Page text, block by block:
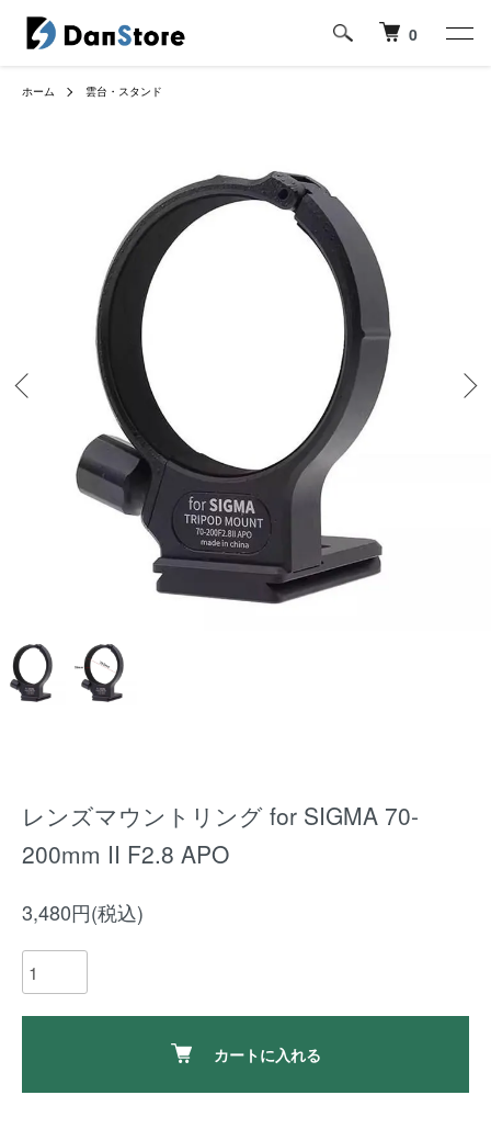
0
ホーム 雲台・スタンド
レンズマウントリング for SIGMA 70-
200mm II F2.8 APO
3,480円(税込)
カートに入れる